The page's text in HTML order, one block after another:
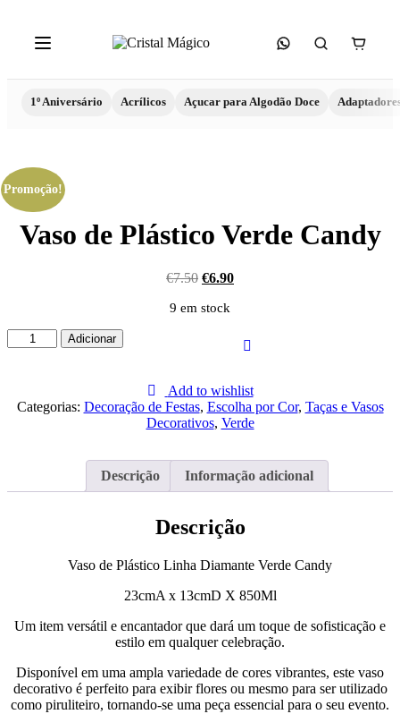
1º Aniversário Acrílicos Açucar para Algodão Doce
Promoção!
Vaso de Plástico Verde Candy
€7.50 €6.90
9 em stock
Quantidade
de
Plástico
Verde
Adicionar
Add to wishlist
Categorias: Decoração de Festas, Escolha por Cor, Taças e Vasos
Decorativos, Verde
Descrição Informação adicional
Descrição
Vaso de Plástico Linha Diamante Verde Candy
23cmA x 13cmD X 850Ml
Um item versátil e encantador que dará um toque de sofisticação e
estilo em qualquer celebração.
Disponível em uma ampla variedade de cores vibrantes, este vaso
decorativo é perfeito para exibir flores ou mesmo para ser utilizado
como piruliteiro, tornando-se uma peça essencial para o seu evento.